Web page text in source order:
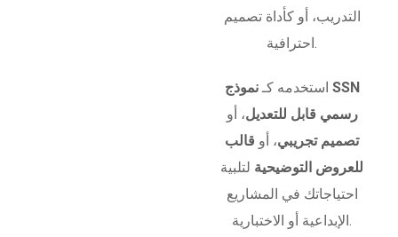
التدريب، أو كأداة تصميم
احترافية.
استخدمه كـنموذج SSN
رسمي قابل للتعديل، أو
تصميم تجريبي، أو قالب
للعروض التوضيحية لتلبية
احتياجاتك في المشاريع
الإبداعية أو الاختبارية.